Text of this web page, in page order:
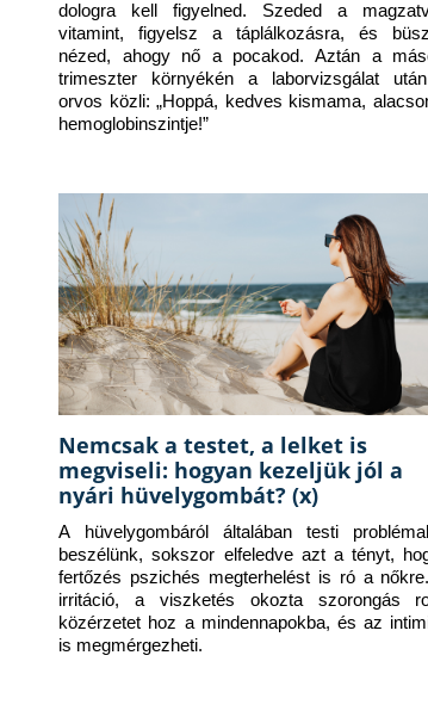
dologra kell figyelned. Szeded a
vitamint, figyelsz a táplálkozásra, és
nézed, ahogy nő a pocakod. Aztán a
trimeszter környékén a laborvizsgálat
orvos közli: „Hoppá, kedves kismama,
hemoglobinszintje!”
Nemcsak a testet, a lelket is
megviseli: hogyan kezeljük jól a
nyári hüvelygombát? (x)
A hüvelygombáról általában testi
beszélünk, sokszor elfeledve azt a tényt,
fertőzés pszichés megterhelést is ró a
irritáció, a viszketés okozta szorongás
közérzetet hoz a mindennapokba, és az
is megmérgezheti.